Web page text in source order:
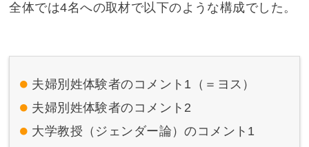
全体では4名への取材で以下のような構成でした。
夫婦別姓体験者のコメント1（＝ヨス）
夫婦別姓体験者のコメント2
大学教授（ジェンダー論）のコメント1